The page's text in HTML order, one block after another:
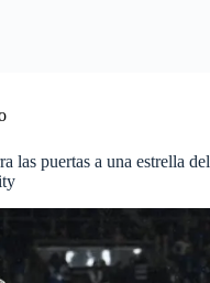
las puertas a una estrella del